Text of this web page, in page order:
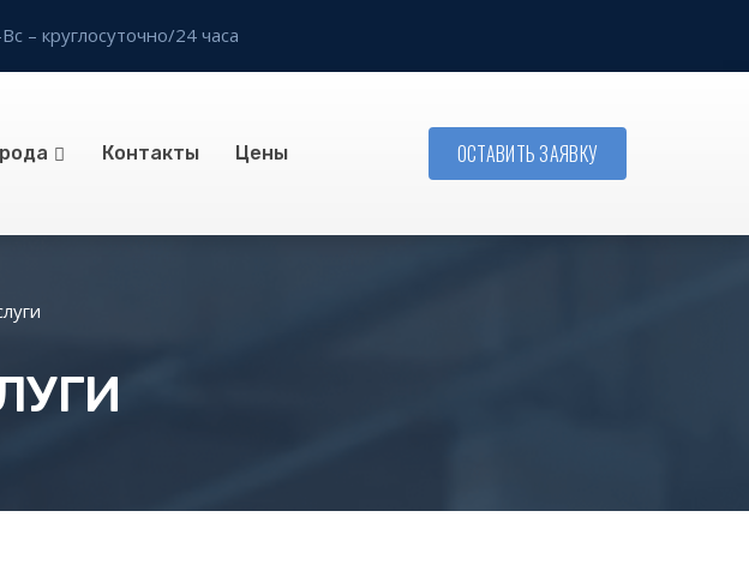
– круглосуточно/24 часа
Контакты Цены ОСТАВИТЬ ЗАЯВКУ